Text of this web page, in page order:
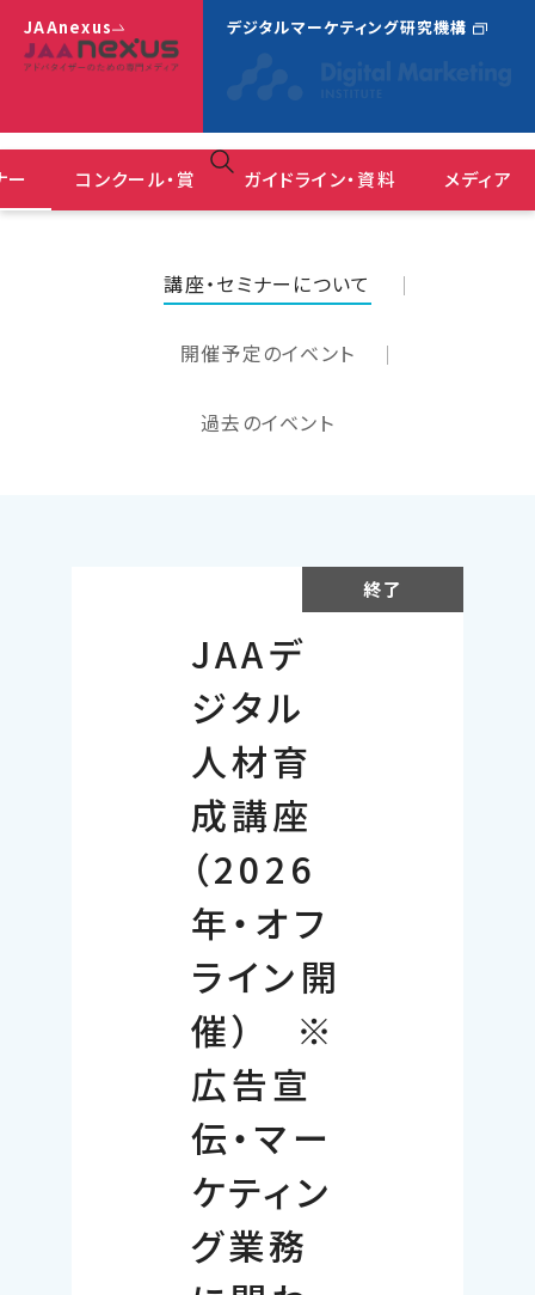
ー コンクール・賞 ガイドライン・資料 メディア
JAAnexus デジタルマーケティング研究機構
講座・セミナーについて
開催予定のイベント
過去のイベント
JAAデ
ジタル
人材育
成講座
（2026
年・オフ
ライン開
催） ※
広告宣
伝・マー
ケティン
グ業務
終了